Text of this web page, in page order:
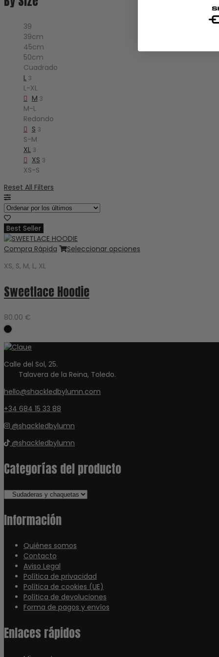
39
39cm
45cm
50cm
Cuadrado
L 3
L-XL
M 3
M-L
Redondo
S 3
S-M
XL 3
XS 3
XS-S
Reset All Filters
Best Seller
Compra Rápida
Seleccionar opciones
XS, S, M, L, XL
Sweetlace Hoodie
80.00 €
Calle del Sol, 25.
Talavera de la Reina, Toledo.
hello@shackledbylumn.com
+34 684 15 33 88
@shackledbylumn
@shackledbylumn
Categorías del producto
Información
Quiénes somos
Contacto
Aviso Legal
Política de privacidad
Política de cookies (UE)
Política de devoluciones
Forma de pagos y envíos
Enlaces rápidos